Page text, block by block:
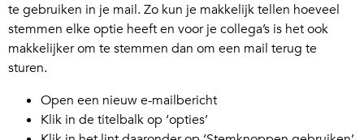
te gebruiken in je mail. Zo kun je makkelijk tellen hoeveel
stemmen elke optie heeft en voor je collega’s is het ook
makkelijker om te stemmen dan om een mail terug te
sturen.
Open een nieuw e-mailbericht
Klik in de titelbalk op ‘opties’